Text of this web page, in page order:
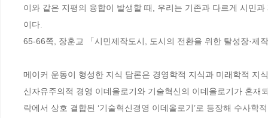
이와 같은 지평의 융합이 발생할 때, 우리는 기존과 다르게 시민
이다.
65-66쪽, 장훈교 「시민제작도시, 도시의 전환을 위한 탈성장·제
메이커 운동이 형성한 지식 담론은 경영학적 지식과 미래학적 지
신자유주의적 경영 이데올로기와 기술혁신의 이데올로기가 혼
락에서 상호 결합된 ‘기술혁신경영 이데올로기’로 등장해 수사학